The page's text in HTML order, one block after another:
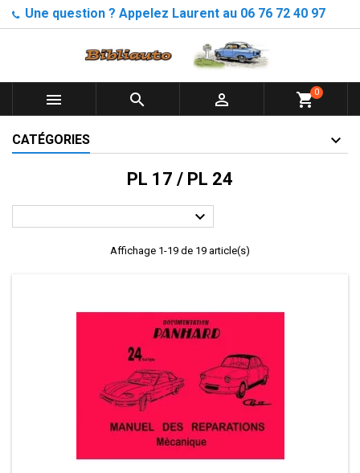
Une question ? Appelez Laurent au 06 76 72 40 97
   shopping_cart0
CATÉGORIES
PL 17 / PL 24

Affichage 1-19 de 19 article(s)